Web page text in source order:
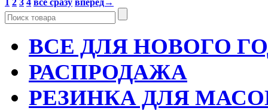
2 3 4 все сразу вперед→
ВСЕ ДЛЯ НОВОГО
РАСПРОДАЖА
РЕЗИНКА ДЛЯ